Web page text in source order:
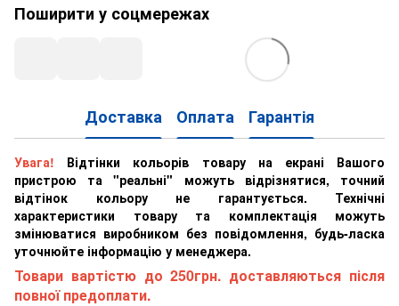
Поширити у соцмережах
Доставка Оплата Гарантія
Увага! Відтінки кольорів товару на екрані Вашого
пристрою та "реальні" можуть відрізнятися, точний
відтінок кольору не гарантується. Технічні
характеристики товару та комплектація можуть
змінюватися виробником без повідомлення, будь-ласка
уточнюйте інформацію у менеджера.
Товари вартістю до 250грн. доставляються після
повної предоплати.